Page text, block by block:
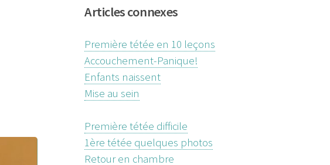
Articles connexes
Première tétée en 10 leçons
Accouchement-Panique!
Enfants naissent
Mise au sein
Première tétée difficile
1ère tétée quelques photos
Retour en chambre